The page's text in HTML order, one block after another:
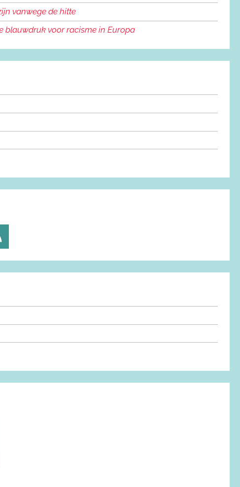
vanwege de hitte
blauwdruk voor racisme in Europa